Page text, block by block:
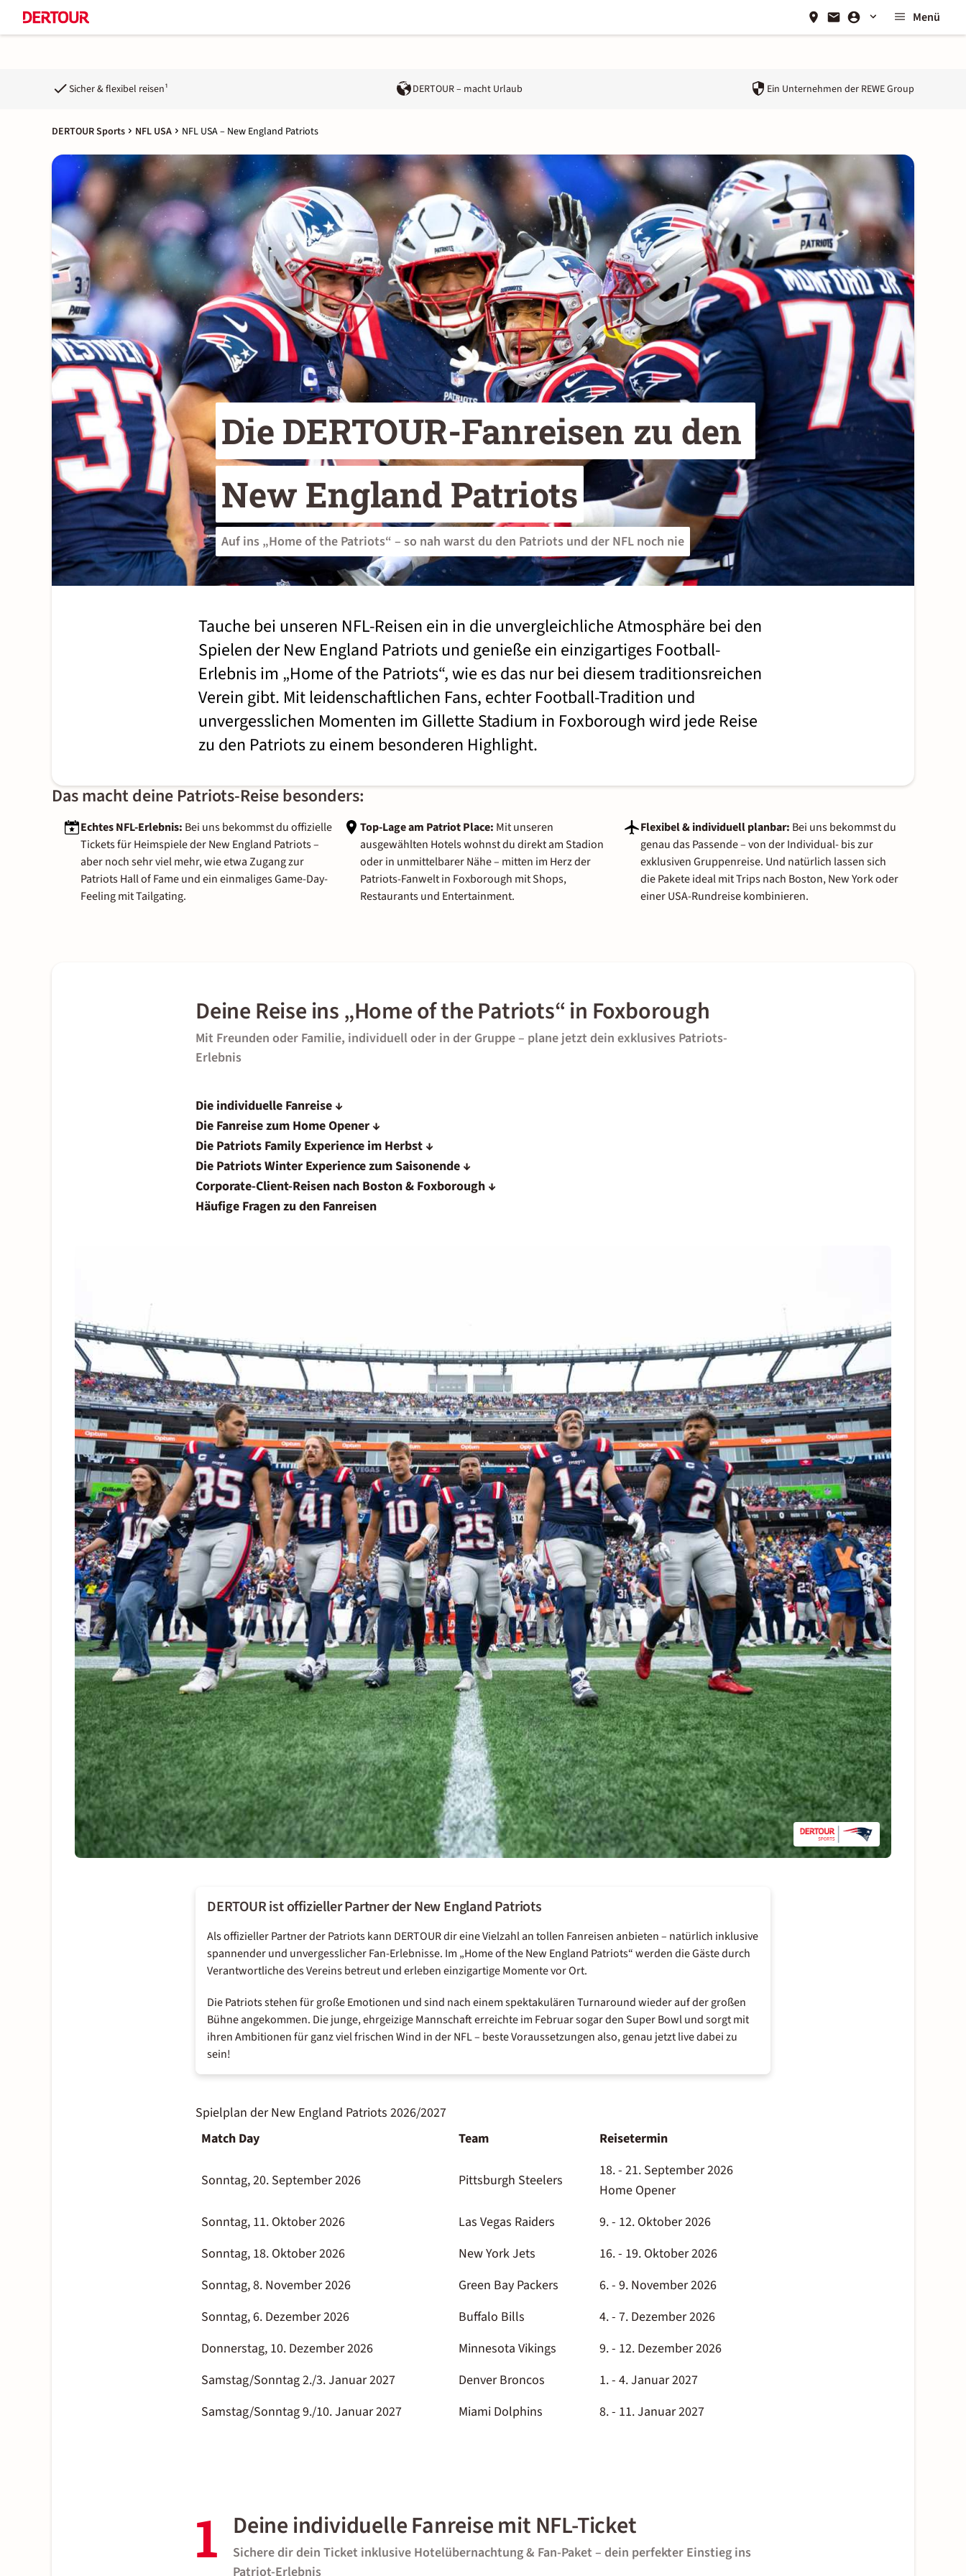
Menü
Sicher & flexibel reisen¹ DERTOUR – macht Urlaub Ein Unternehmen der REWE Group
DERTOUR Sports NFL USA NFL USA – New England Patriots
Die DERTOUR-Fanreisen zu den
New England Patriots
Auf ins „Home of the Patriots“ – so nah warst du den Patriots und der NFL noch nie
Tauche bei unseren NFL-Reisen ein in die unvergleichliche Atmosphäre bei den
Spielen der New England Patriots und genieße ein einzigartiges Football-
Erlebnis im „Home of the Patriots“, wie es das nur bei diesem traditionsreichen
Verein gibt. Mit leidenschaftlichen Fans, echter Football-Tradition und
unvergesslichen Momenten im Gillette Stadium in Foxborough wird jede Reise
zu den Patriots zu einem besonderen Highlight.
Das macht deine Patriots-Reise besonders:
Echtes NFL-Erlebnis: Bei uns bekommst du offizielle
Tickets für Heimspiele der New England Patriots –
aber noch sehr viel mehr, wie etwa Zugang zur
Patriots Hall of Fame und ein einmaliges Game-Day-
Feeling mit Tailgating.
Top-Lage am Patriot Place: Mit unseren
ausgewählten Hotels wohnst du direkt am Stadion
oder in unmittelbarer Nähe – mitten im Herz der
Patriots-Fanwelt in Foxborough mit Shops,
Restaurants und Entertainment.
Flexibel & individuell planbar: Bei uns bekommst du
genau das Passende – von der Individual- bis zur
exklusiven Gruppenreise. Und natürlich lassen sich
die Pakete ideal mit Trips nach Boston, New York oder
einer USA-Rundreise kombinieren.
Deine Reise ins „Home of the Patriots“ in Foxborough
Mit Freunden oder Familie, individuell oder in der Gruppe – plane jetzt dein exklusives Patriots-
Erlebnis
Die individuelle Fanreise ↓
Die Fanreise zum Home Opener ↓
Die Patriots Family Experience im Herbst ↓
Die Patriots Winter Experience zum Saisonende ↓
Corporate-Client-Reisen nach Boston & Foxborough ↓
Häufige Fragen zu den Fanreisen
DERTOUR ist offizieller Partner der New England Patriots
Als offizieller Partner der Patriots kann DERTOUR dir eine Vielzahl an tollen Fanreisen anbieten – natürlich inklusive
spannender und unvergesslicher Fan-Erlebnisse. Im „Home of the New England Patriots“ werden die Gäste durch
Verantwortliche des Vereins betreut und erleben einzigartige Momente vor Ort.
Die Patriots stehen für große Emotionen und sind nach einem spektakulären Turnaround wieder auf der großen
Bühne angekommen. Die junge, ehrgeizige Mannschaft erreichte im Februar sogar den Super Bowl und sorgt mit
ihren Ambitionen für ganz viel frischen Wind in der NFL – beste Voraussetzungen also, genau jetzt live dabei zu
sein!
Spielplan der New England Patriots 2026/2027
Match Day
Team Reisetermin
Sonntag, 20. September 2026 Pittsburgh Steelers
18. - 21. September 2026
Home Opener
Sonntag, 11. Oktober 2026
Las Vegas Raiders
9. - 12. Oktober 2026
Sonntag, 18. Oktober 2026
New York Jets
16. - 19. Oktober 2026
Sonntag, 8. November 2026
Green Bay Packers
6. - 9. November 2026
Sonntag, 6. Dezember 2026
Buffalo Bills
4. - 7. Dezember 2026
Donnerstag, 10. Dezember 2026
Minnesota Vikings
9. - 12. Dezember 2026
Samstag/Sonntag 2./3. Januar 2027
Denver Broncos
1. - 4. Januar 2027
Samstag/Sonntag 9./10. Januar 2027
Miami Dolphins 8. - 11. Januar 2027
1 Deine individuelle Fanreise mit NFL-Ticket
Sichere dir dein Ticket inklusive Hotelübernachtung & Fan-Paket – dein perfekter Einstieg ins
Patriot-Erlebnis